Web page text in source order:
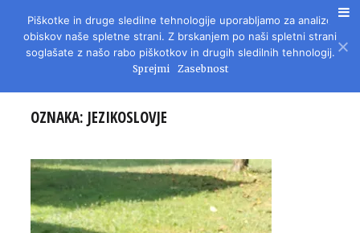
REVIJA ZA LITERATURO, KULTURO IN DRUŽBENA VPRAŠANJA
OZNAKA: JEZIKOSLOVJE
Piškotke in druge sledilne tehnologije uporabljamo za analizo
obiskov naše spletne strani. Z brskanjem po naši spletni strani
soglašate z našo rabo piškotkov in drugih sledilnih tehnologij.
Sprejmi Zasebnost